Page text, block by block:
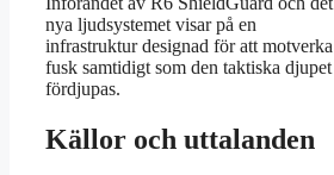
nya ljudsystemet visar på en
infrastruktur designad för att motverka
fusk samtidigt som den taktiska djupet
fördjupas.
Källor och uttalanden